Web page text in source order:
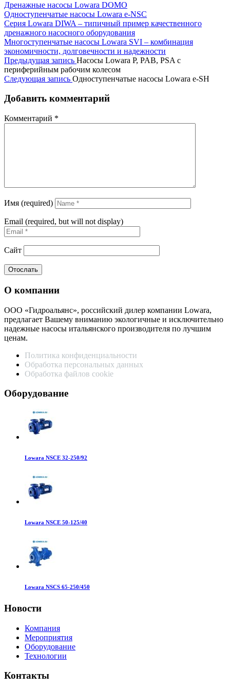
Дренажные насосы Lowara DOMO
Одноступенчатые насосы Lowara e-NSC
Серия Lowara DIWA – типичный пример качественного
дренажного насосного оборудования
Многоступенчатые насосы Lowara SVI – комбинация
экономичности, долговечности и надежности
Предыдущая запись Насосы Lowara P, PAB, PSA с
периферийным рабочим колесом
Следующая запись Одноступенчатые насосы Lowara e-SH
Добавить комментарий
Комментарий *
Имя (required)
Email (required, but will not display)
Сайт
О компании
ООО «Гидроальянс», российский дилер компании Lowara,
предлагает Вашему вниманию экологичные и исключительно
надежные насосы итальянского производителя по лучшим
ценам.
Политика конфиденциальности
Обработка персональных данных
Обработка файлов cookie
Оборудование
Lowara NSCE 32-250/92
Lowara NSCE 50-125/40
Lowara NSCS 65-250/450
Новости
Компания
Мероприятия
Оборудование
Технологии
Контакты